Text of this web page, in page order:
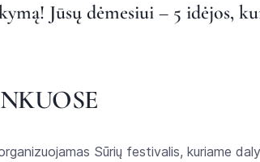
Jūsų dėmesiui – 5 idėjos,
Sūrių festivalis, kuriame